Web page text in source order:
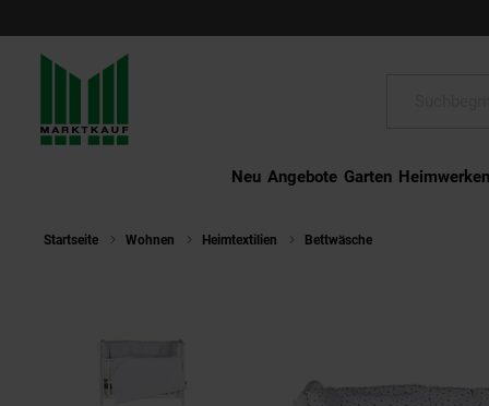
Neu Angebote Garten Heimwerken
Startseite Wohnen Heimtextilien Bettwäsche